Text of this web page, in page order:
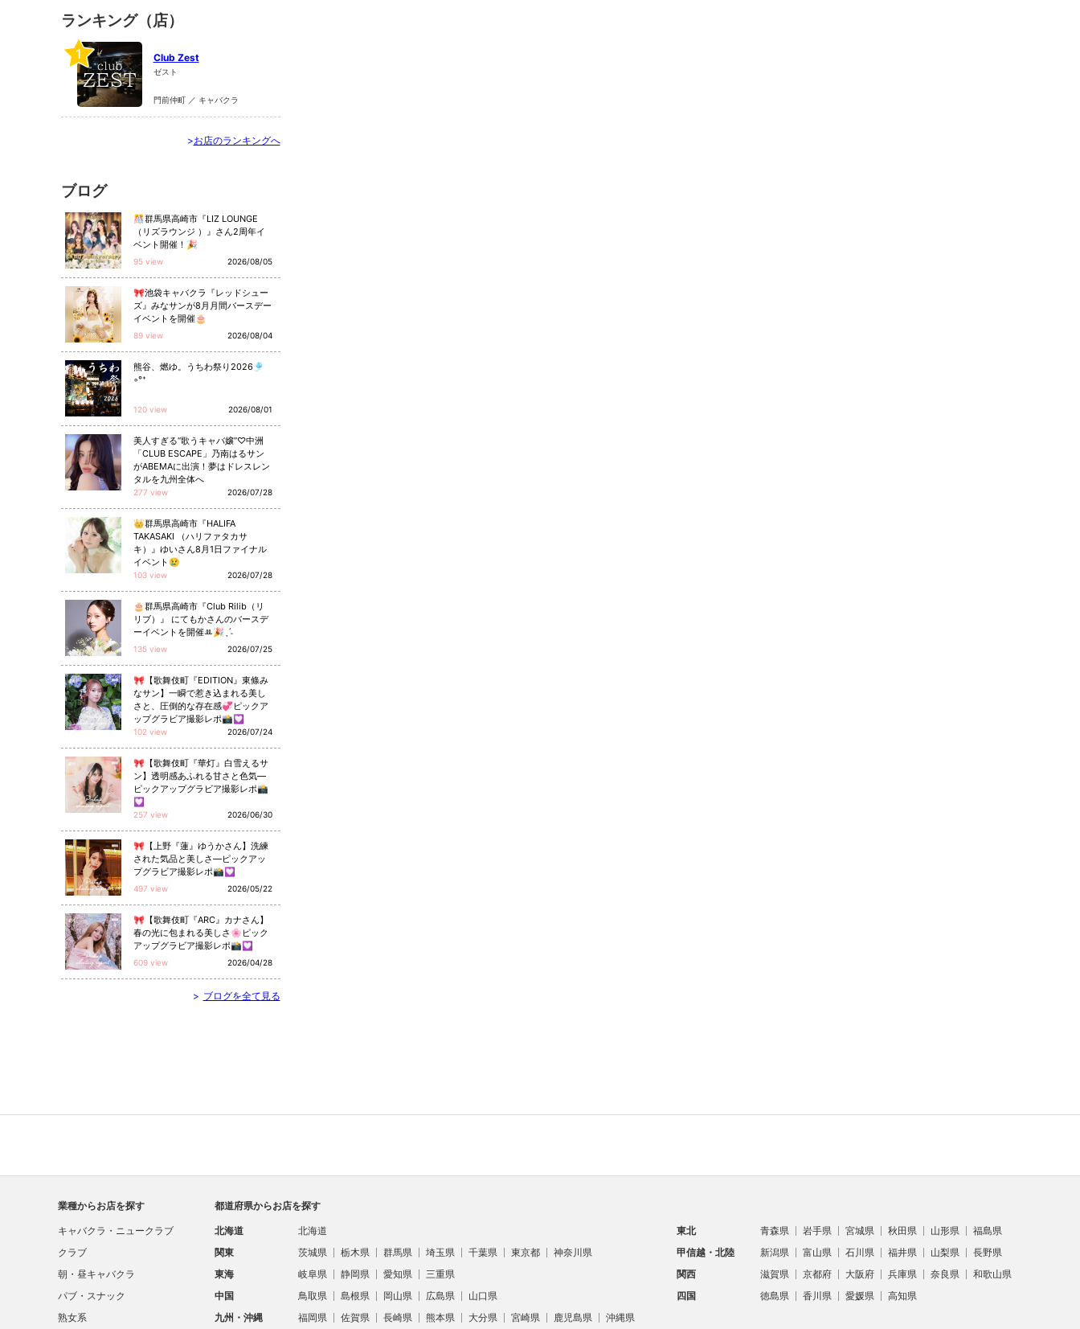
ランキング（店）
1 Club Zest
ゼスト
門前仲町 ／ キャバクラ
>お店のランキングへ
ブログ
🎊群馬県高崎市『LIZ LOUNGE
（リズラウンジ ）』さん2周年イ
ベント開催！🎉
95 view 2026/08/05
🎀池袋キャバクラ『レッドシュー
ズ』みなサンが8月月間バースデー
イベントを開催🎂
89 view 2026/08/04
熊谷、燃ゆ。うちわ祭り2026🎐
◦°⁺
120 view 2026/08/01
美人すぎる“歌うキャバ嬢”♡中洲
「CLUB ESCAPE」乃南はるサン
がABEMAに出演！夢はドレスレン
タルを九州全体へ
277 view 2026/07/28
👑群馬県高崎市『HALIFA
TAKASAKI （ハリファタカサ
キ）』ゆいさん8月1日ファイナル
イベント😢
103 view 2026/07/28
🎂群馬県高崎市『Club Rilib（リ
リブ）』 にてもかさんのバースデ
ーイベントを開催ꔛ🎉ˎˊ˗
135 view 2026/07/25
🎀【歌舞伎町『EDITION』東條み
なサン】一瞬で惹き込まれる美し
さと、圧倒的な存在感💞ピックア
ップグラビア撮影レポ📸💟
102 view 2026/07/24
🎀【歌舞伎町『華灯』白雪えるサ
ン】透明感あふれる甘さと色気—
ピックアップグラビア撮影レポ📸
💟
257 view 2026/06/30
🎀【上野『蓮』ゆうかさん】洗練
された気品と美しさ—ピックアッ
プグラビア撮影レポ📸💟
497 view 2026/05/22
🎀【歌舞伎町『ARC』カナさん】
春の光に包まれる美しさ🌸ピック
アップグラビア撮影レポ📸💟
609 view 2026/04/28
> ブログを全て見る
業種からお店を探す
キャバクラ・ニュークラブ
クラブ
朝・昼キャバクラ
パブ・スナック
熟女系
都道府県からお店を探す
北海道 北海道 東北 青森県 岩手県 宮城県 秋田県 山形県
福島県
関東
茨城県 栃木県 群馬県 埼玉県 千葉県 東京都 神奈川県 甲信越・北陸 新潟県 富山県 石川県 福井県 山梨県
長野県
東海
岐阜県 静岡県 愛知県 三重県 関西 滋賀県 京都府 大阪府 兵庫県 奈良県
和歌山県
中国
鳥取県 島根県 岡山県 広島県 山口県 四国 徳島県 香川県 愛媛県
高知県
九州・沖縄
福岡県 佐賀県 長崎県 熊本県 大分県 宮崎県 鹿児島県 沖縄県